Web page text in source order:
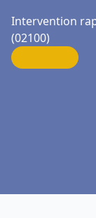
Intervention
(02100)